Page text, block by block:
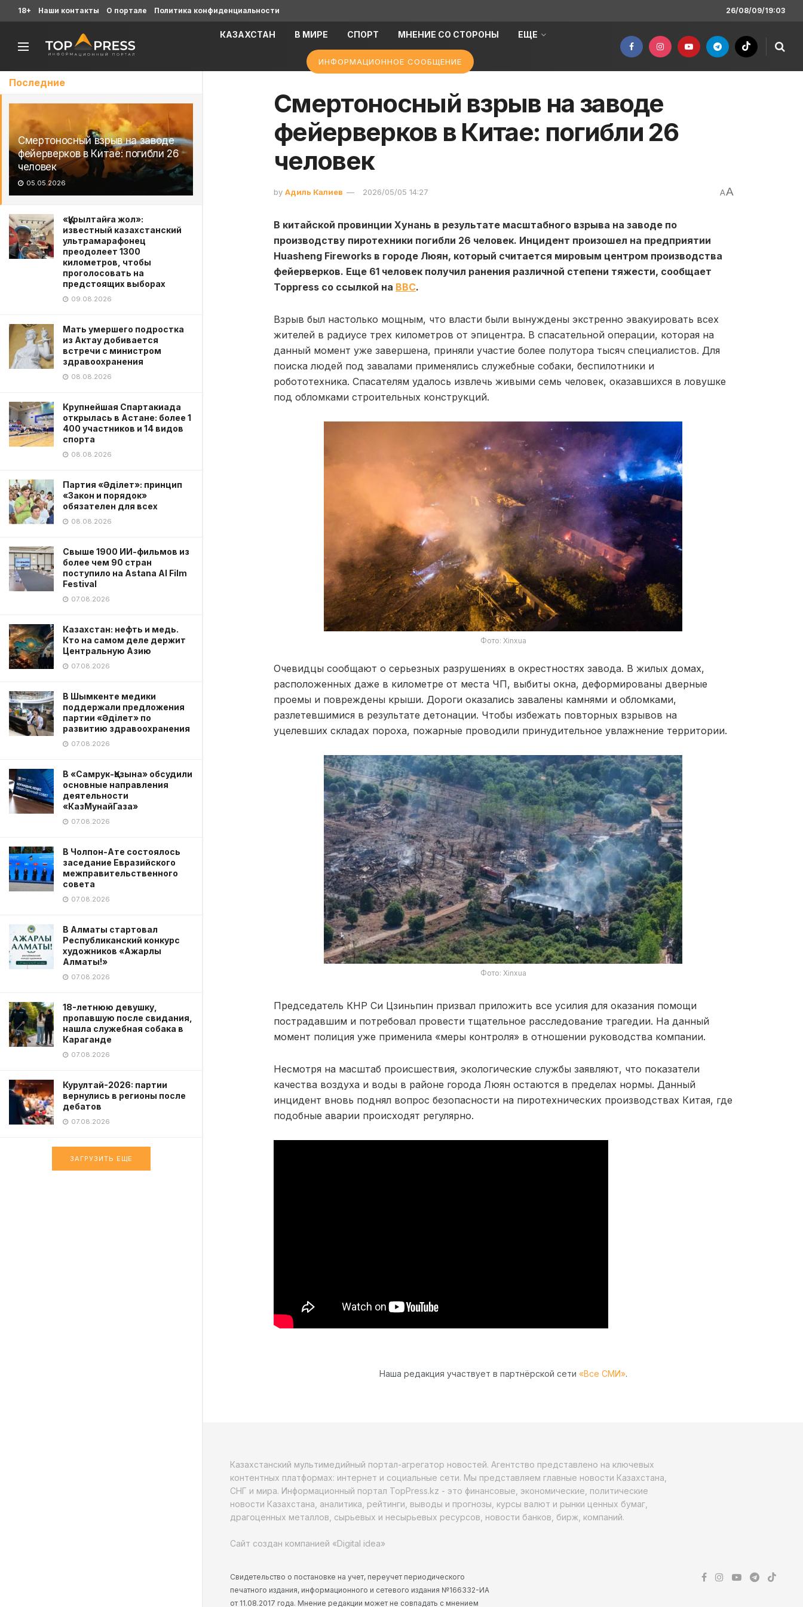
Последние
Смертоносный взрыв на заводе
фейерверков в Китае: погибли 26
человек
05.05.2026
«Құрылтайға жол»:
известный казахстанский
ультрамарафонец
преодолеет 1300
километров, чтобы
проголосовать на
предстоящих выборах
09.08.2026
Мать умершего подростка
из Актау добивается
встречи с министром
здравоохранения
08.08.2026
Крупнейшая Спартакиада
открылась в Астане: более 1
400 участников и 14 видов
спорта
08.08.2026
Партия «Әділет»: принцип
«Закон и порядок»
обязателен для всех
08.08.2026
Свыше 1900 ИИ-фильмов из
более чем 90 стран
поступило на Astana AI Film
Festival
07.08.2026
Казахстан: нефть и медь.
Кто на самом деле держит
Центральную Азию
07.08.2026
В Шымкенте медики
поддержали предложения
партии «Әділет» по
развитию здравоохранения
07.08.2026
В «Самрук-Қазына» обсудили
основные направления
деятельности
«КазМунайГаза»
07.08.2026
В Чолпон-Ате состоялось
заседание Евразийского
межправительственного
совета
07.08.2026
В Алматы стартовал
Республиканский конкурс
художников «Ажарлы
Алматы!»
07.08.2026
18-летнюю девушку,
пропавшую после свидания,
нашла служебная собака в
Караганде
07.08.2026
Курултай-2026: партии
вернулись в регионы после
дебатов
07.08.2026
ЗАГРУЗИТЬ ЕЩЕ
18+ Наши контакты О портале Политика конфиденциальности 26/08/09/19:03
КАЗАХСТАН В МИРЕ СПОРТ МНЕНИЕ СО СТОРОНЫ ЕЩЕ
ИНФОРМАЦИОННОЕ СООБЩЕНИЕ
Смертоносный взрыв на заводе
фейерверков в Китае: погибли 26
человек
by Адиль Калиев 2026/05/05 14:27 AA
В китайской провинции Хунань в результате масштабного взрыва на заводе по
производству пиротехники погибли 26 человек. Инцидент произошел на предприятии
Huasheng Fireworks в городе Люян, который считается мировым центром производства
фейерверков. Еще 61 человек получил ранения различной степени тяжести, сообщает
Toppress со ссылкой на BBC.
Взрыв был настолько мощным, что власти были вынуждены экстренно эвакуировать всех
жителей в радиусе трех километров от эпицентра. В спасательной операции, которая на
данный момент уже завершена, приняли участие более полутора тысяч специалистов. Для
поиска людей под завалами применялись служебные собаки, беспилотники и
робототехника. Спасателям удалось извлечь живыми семь человек, оказавшихся в ловушке
под обломками строительных конструкций.
Фото: Xinxua
Очевидцы сообщают о серьезных разрушениях в окрестностях завода. В жилых домах,
расположенных даже в километре от места ЧП, выбиты окна, деформированы дверные
проемы и повреждены крыши. Дороги оказались завалены камнями и обломками,
разлетевшимися в результате детонации. Чтобы избежать повторных взрывов на
уцелевших складах пороха, пожарные проводили принудительное увлажнение территории.
Фото: Xinxua
Председатель КНР Си Цзиньпин призвал приложить все усилия для оказания помощи
пострадавшим и потребовал провести тщательное расследование трагедии. На данный
момент полиция уже применила «меры контроля» в отношении руководства компании.
Несмотря на масштаб происшествия, экологические службы заявляют, что показатели
качества воздуха и воды в районе города Люян остаются в пределах нормы. Данный
инцидент вновь поднял вопрос безопасности на пиротехнических производствах Китая, где
подобные аварии происходят регулярно.
Наша редакция участвует в партнёрской сети «Все СМИ».
Казахстанский мультимедийный портал-агрегатор новостей. Агентство представлено на ключевых
контентных платформах: интернет и социальные сети. Мы представляем главные новости Казахстана,
СНГ и мира. Информационный портал TopPress.kz - это финансовые, экономические, политические
новости Казахстана, аналитика, рейтинги, выводы и прогнозы, курсы валют и рынки ценных бумаг,
драгоценных металлов, сырьевых и несырьевых ресурсов, новости банков, бирж, компаний.
Сайт создан компанией «Digital idea»
Свидетельство о постановке на учет, переучет периодического
печатного издания, информационного и сетевого издания №166332-ИА
от 11.08.2017 года. Мнение редакции может не совпадать с мнением